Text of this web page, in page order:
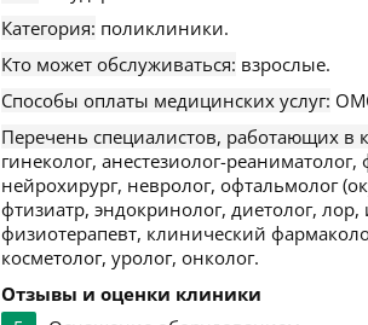
Категория: поликлиники.
Кто может обслуживаться: взрослые.
Способы оплаты медицинских услуг:
Перечень специалистов, работающих в
гинеколог, анестезиолог-
нейрохирург, невролог, офтальмолог
фтизиатр, эндокринолог, диетолог,
физиотерапевт, клинический
косметолог, уролог, онколог.
Отзывы и оценки клиники